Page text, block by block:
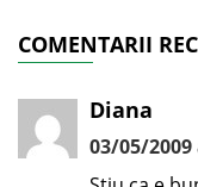
COMENTARII
Diana
03/05/2009